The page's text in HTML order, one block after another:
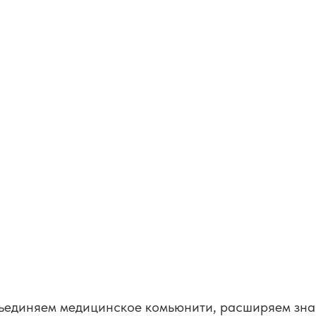
медицинское комьюнити, расширяем